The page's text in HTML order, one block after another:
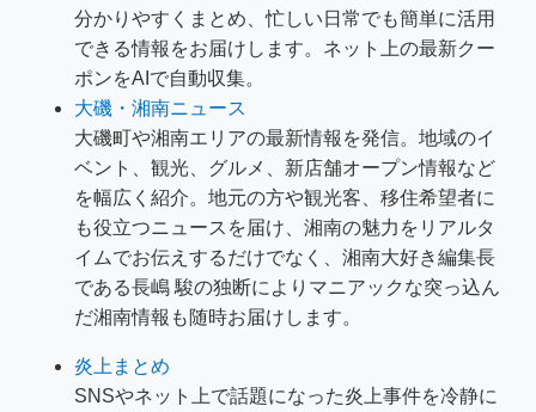
分かりやすくまとめ、忙しい日常でも簡単に活用
できる情報をお届けします。ネット上の最新クー
ポンをAIで自動収集。
大磯・湘南ニュース
大磯町や湘南エリアの最新情報を発信。地域のイ
ベント、観光、グルメ、新店舗オープン情報など
を幅広く紹介。地元の方や観光客、移住希望者に
も役立つニュースを届け、湘南の魅力をリアルタ
イムでお伝えするだけでなく、湘南大好き編集長
である長嶋 駿の独断によりマニアックな突っ込ん
だ湘南情報も随時お届けします。
炎上まとめ
SNSやネット上で話題になった炎上事件を冷静に